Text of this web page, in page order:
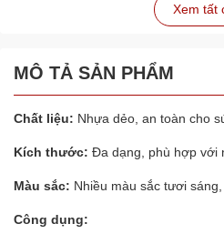
Xem tất
MÔ TẢ SẢN PHẨM
Chất liệu: Nhựa dẻo, an toàn cho
Kích thước: Đa dạng, phù hợp với
Màu sắc: Nhiều màu sắc tươi
Công dụng: